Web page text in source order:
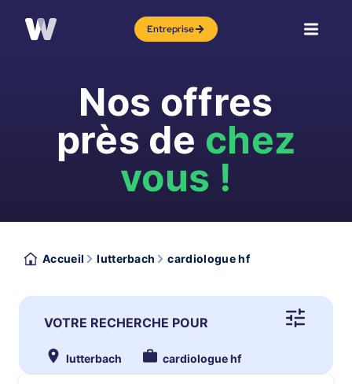
Entreprise
Nos offres
près de chez
vous !
Accueil lutterbach cardiologue hf
VOTRE RECHERCHE POUR
lutterbach cardiologue hf